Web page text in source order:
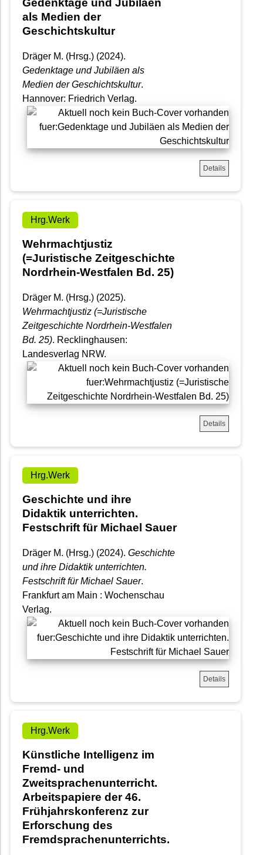
Gedenktage und Jubiläen
als Medien der
Geschichtskultur
Dräger M. (Hrsg.) (2024).
Gedenktage und Jubiläen als
Medien der Geschichtskultur.
Hannover: Friedrich Verlag.
Details
Hrg.Werk
Wehrmachtjustiz
(=Juristische Zeitgeschichte
Nordrhein-Westfalen Bd. 25)
Dräger M. (Hrsg.) (2025).
Wehrmachtjustiz (=Juristische
Zeitgeschichte Nordrhein-Westfalen
Bd. 25). Recklinghausen:
Landesverlag NRW.
Details
Hrg.Werk
Geschichte und ihre
Didaktik unterrichten.
Festschrift für Michael Sauer
Dräger M. (Hrsg.) (2024). Geschichte
und ihre Didaktik unterrichten.
Festschrift für Michael Sauer.
Frankfurt am Main : Wochenschau
Verlag.
Details
Hrg.Werk
Künstliche Intelligenz im
Fremd- und
Zweitsprachenunterricht.
Arbeitspapiere der 46.
Frühjahrskonferenz zur
Erforschung des
Fremdsprachenunterrichts.